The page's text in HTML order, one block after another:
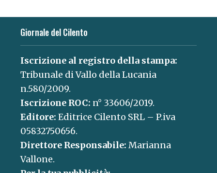
Giornale del Cilento
Iscrizione al registro della stampa:
Tribunale di Vallo della Lucania
n.580/2009.
Iscrizione ROC: n° 33606/2019.
Editore: Editrice Cilento SRL – P.iva
05832750656.
Direttore Responsabile: Marianna
Vallone.